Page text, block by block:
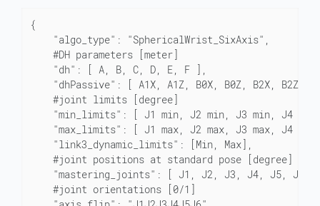
{
	#DH parameters [meter]
	#joint limits [degree]
	#joint positions at standard pose [degree]
	#joint orientations [0/1]